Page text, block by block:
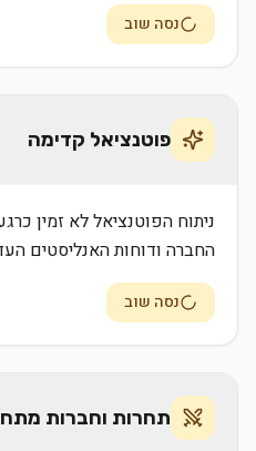
נסה שוב
פוטנציאל קדימה
ניתוח הפוטנציאל לא זמין
החברה ודוחות האנליסטים
נסה שוב
תחרות וחברות